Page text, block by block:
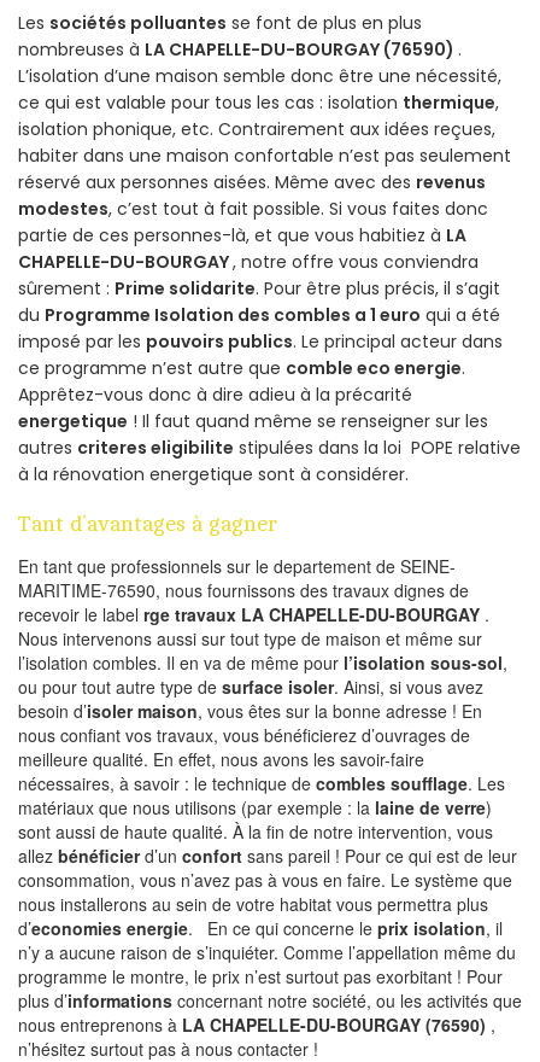
Les sociétés polluantes se font de plus en plus
nombreuses à LA CHAPELLE-DU-BOURGAY (76590) .
L’isolation d’une maison semble donc être une nécessité,
ce qui est valable pour tous les cas : isolation thermique,
isolation phonique, etc. Contrairement aux idées reçues,
habiter dans une maison confortable n’est pas seulement
réservé aux personnes aisées. Même avec des revenus
modestes, c’est tout à fait possible. Si vous faites donc
partie de ces personnes-là, et que vous habitiez à LA
CHAPELLE-DU-BOURGAY, notre offre vous conviendra
sûrement : Prime solidarite. Pour être plus précis, il s’agit
du Programme Isolation des combles a 1 euro qui a été
imposé par les pouvoirs publics. Le principal acteur dans
ce programme n’est autre que comble eco energie.
Apprêtez-vous donc à dire adieu à la précarité
energetique ! Il faut quand même se renseigner sur les
autres criteres eligibilite stipulées dans la loi POPE relative
à la rénovation energetique sont à considérer.
Tant d’avantages à gagner
En tant que professionnels sur le departement de SEINE-
MARITIME-76590, nous fournissons des travaux dignes de
recevoir le label rge travaux LA CHAPELLE-DU-BOURGAY .
Nous intervenons aussi sur tout type de maison et même sur
l’isolation combles. Il en va de même pour l’isolation sous-sol,
ou pour tout autre type de surface isoler. Ainsi, si vous avez
besoin d’isoler maison, vous êtes sur la bonne adresse ! En
nous confiant vos travaux, vous bénéficierez d’ouvrages de
meilleure qualité. En effet, nous avons les savoir-faire
nécessaires, à savoir : le technique de combles soufflage. Les
matériaux que nous utilisons (par exemple : la laine de verre)
sont aussi de haute qualité. À la fin de notre intervention, vous
allez bénéficierd’un confort sans pareil ! Pour ce qui est de leur
consommation, vous n’avez pas à vous en faire. Le système que
nous installerons au sein de votre habitat vous permettra plus
d’economies energie. En ce qui concerne le prix isolation, il
n’y a aucune raison de s’inquiéter. Comme l’appellation même du
programme le montre, le prix n’est surtout pas exorbitant ! Pour
plus d’informations concernant notre société, ou les activités que
nous entreprenons à LA CHAPELLE-DU-BOURGAY (76590) ,
n’hésitez surtout pas à nous contacter !